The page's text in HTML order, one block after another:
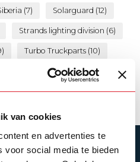
van cookies
en advertenties te
voor social media te bieden
(7) Solarguard (12)
Strands lighting division (6)
Turbo Truckparts (10)
(7) Werklamp (8)
gisholland(10)